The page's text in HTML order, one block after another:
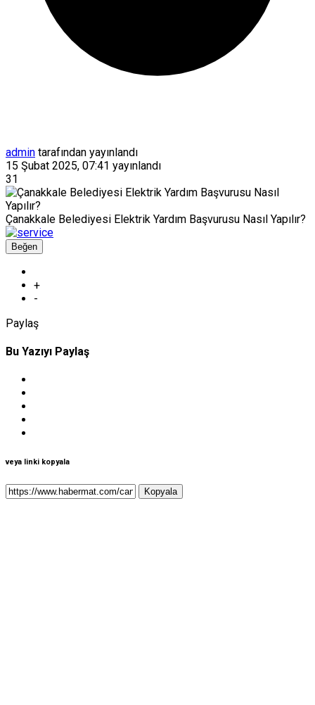
admin tarafından yayınlandı
15 Şubat 2025, 07:41 yayınlandı
31
Çanakkale Belediyesi Elektrik Yardım Başvurusu Nasıl Yapılır?
Beğen
+
-
Paylaş
Bu Yazıyı Paylaş
veya linki kopyala
Kopyala